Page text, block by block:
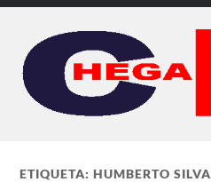
ETIQUETA:HUMBERTO SILVA